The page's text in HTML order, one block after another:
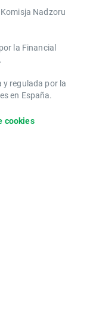
Nadzoru
la ​Financial
y regulada por la
en España.
cookies